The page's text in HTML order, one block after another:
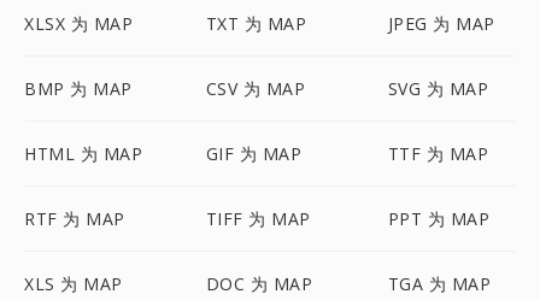
XLSX 为 MAP TXT 为 MAP JPEG 为 MAP
BMP 为 MAP CSV 为 MAP SVG 为 MAP
HTML 为 MAP GIF 为 MAP TTF 为 MAP
RTF 为 MAP TIFF 为 MAP PPT 为 MAP
XLS 为 MAP DOC 为 MAP TGA 为 MAP